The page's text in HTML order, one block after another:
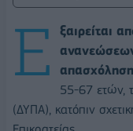
Ε
ξαιρείται
55-67 ετών,
(ΔΥΠΑ), κατόπιν